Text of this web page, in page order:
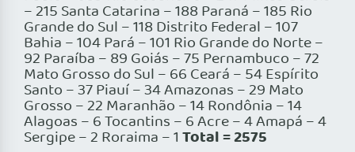
– 215 Santa Catarina – 188 Paraná – 185 Rio
Grande do Sul – 118 Distrito Federal – 107
Bahia – 104 Pará – 101 Rio Grande do Norte –
92 Paraíba – 89 Goiás – 75 Pernambuco – 72
Mato Grosso do Sul – 66 Ceará – 54 Espírito
Santo – 37 Piauí – 34 Amazonas – 29 Mato
Grosso – 22 Maranhão – 14 Rondônia – 14
Alagoas – 6 Tocantins – 6 Acre – 4 Amapá – 4
Sergipe – 2 Roraima – 1 Total = 2575